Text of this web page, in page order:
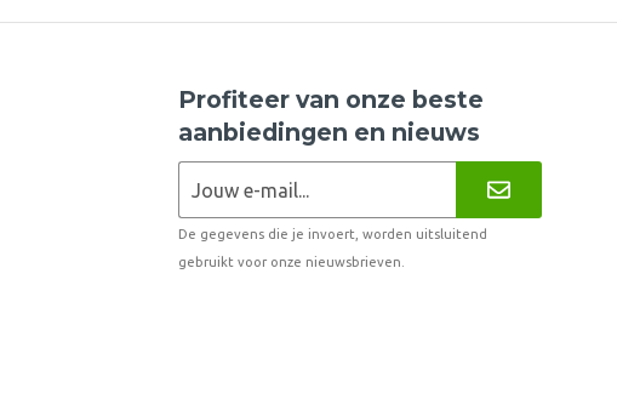
Profiteer van onze beste
aanbiedingen en nieuws
De gegevens die je invoert, worden uitsluitend
gebruikt voor onze nieuwsbrieven.